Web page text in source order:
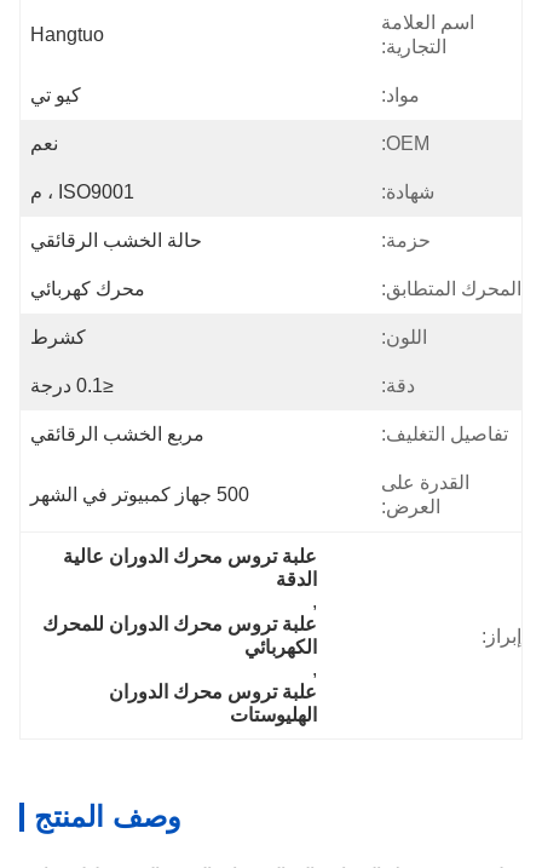
اسم العلامة
التجارية:
Hangtuo
مواد: كيو تي
OEM: نعم
شهادة: ISO9001 ، م
حزمة: حالة الخشب الرقائقي
المحرك المتطابق: محرك كهربائي
اللون: كشرط
دقة:
تفاصيل التغليف: مربع الخشب الرقائقي
القدرة على
العرض:
500 جهاز كمبيوتر في الشهر
إبراز:
علبة تروس محرك الدوران عالية
الدقة
علبة تروس محرك الدوران للمحرك
الكهربائي
علبة تروس محرك الدوران
الهليوستات
وصف المنتج